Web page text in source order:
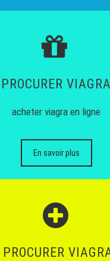
PROCURER VIAGRA
acheter viagra en ligne
En savoir plus
PROCURER